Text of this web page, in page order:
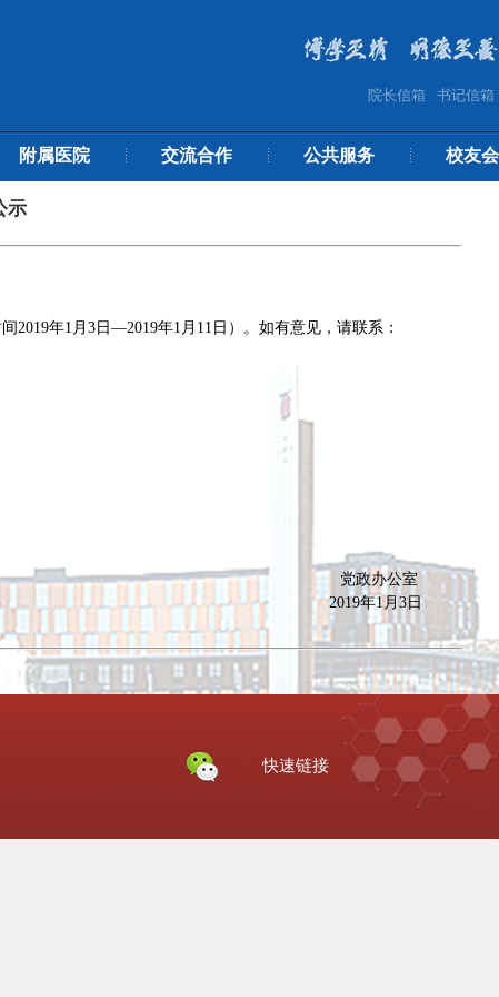
院长信箱 书记信箱
附属医院 交流合作 公共服务 校友会
示
年1月3日—2019年1月11日）。如有意见，请联系：
党政办公室
2019年1月3日
快速链接